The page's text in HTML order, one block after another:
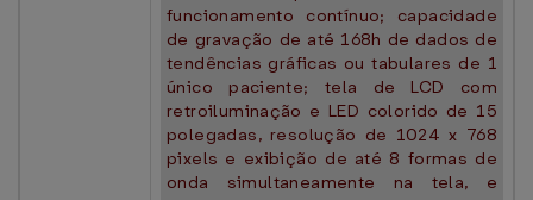
funcionamento contínuo; capacidade
de gravação de até 168h de dados de
tendências gráficas ou tabulares de 1
único paciente; tela de LCD com
retroiluminação e LED colorido de 15
polegadas, resolução de 1024 x 768
pixels e exibição de até 8 formas de
onda simultaneamente na tela, e